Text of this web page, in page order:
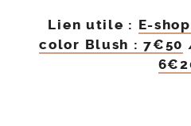
Lien utile : E-
color Blush : 7€50